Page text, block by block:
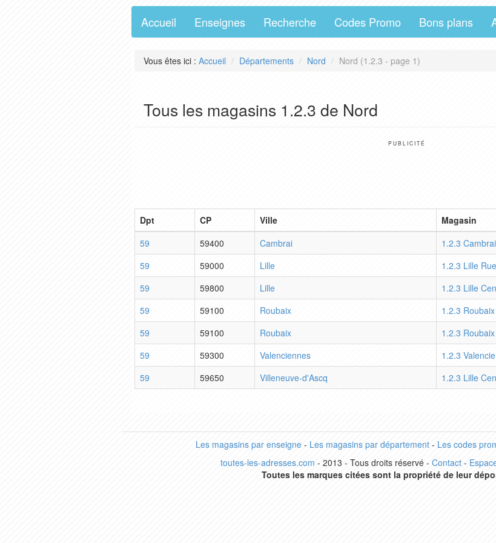
Accueil Enseignes Recherche Codes Promo Bons plans
Vous êtes ici : Accueil Départements Nord Nord (1.2.3 - page 1)
Tous les magasins 1.2.3 de Nord
PUBLICITÉ
Dpt CP Ville
Magasin
59
59400 Cambrai
1.2.3 Cambrai
59
59000 Lille
1.2.3 Lille
59
59800 Lille
1.2.3 Lille
59
59100 Roubaix
1.2.3
59
59100 Roubaix
1.2.3
59
59300 Valenciennes
1.2.3
59
59650 Villeneuve-d'Ascq 1.2.3 Lille
Les magasins par enseigne- Les magasins par département- Les codes
toutes-les-adresses.com - 2013 - Tous droits réservé - Contact-
Toutes les marques citées sont la propriété de leur